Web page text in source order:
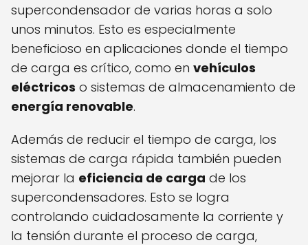
supercondensador de varias horas a solo
unos minutos. Esto es especialmente
beneficioso en aplicaciones donde el tiempo
de carga es crítico, como en vehículos
eléctricos o sistemas de almacenamiento de
energía renovable.
Además de reducir el tiempo de carga, los
sistemas de carga rápida también pueden
mejorar la eficiencia de carga de los
supercondensadores. Esto se logra
controlando cuidadosamente la corriente y
la tensión durante el proceso de carga,